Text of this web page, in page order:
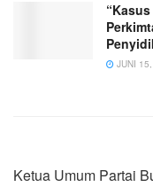
JUNI
Ketua Umum Partai